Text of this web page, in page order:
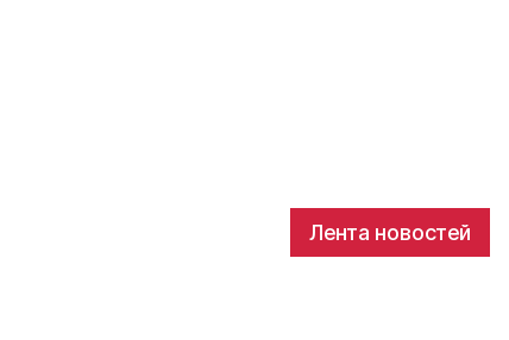
Лента новостей